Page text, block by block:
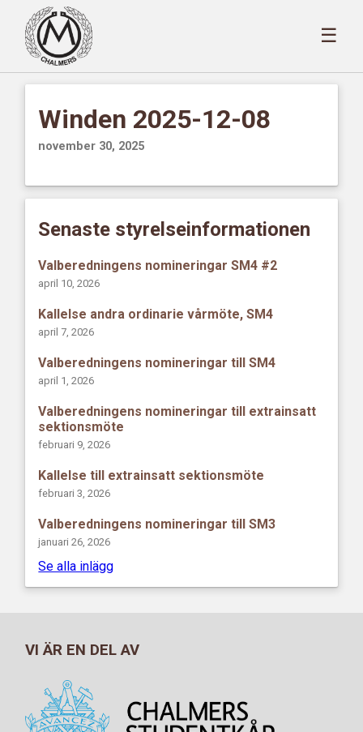
☰
Winden 2025-12-08
november 30, 2025
Senaste styrelseinformationen
Valberedningens nomineringar SM4 #2
april 10, 2026
Kallelse andra ordinarie vårmöte, SM4
april 7, 2026
Valberedningens nomineringar till SM4
april 1, 2026
Valberedningens nomineringar till extrainsatt
sektionsmöte
februari 9, 2026
Kallelse till extrainsatt sektionsmöte
februari 3, 2026
Valberedningens nomineringar till SM3
januari 26, 2026
Se alla inlägg
VI ÄR EN DEL AV